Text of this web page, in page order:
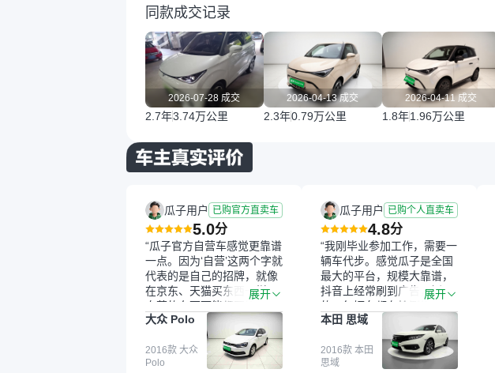
同款成交记录
2026-07-28 成交
2.7年3.74万公里
2026-04-13 成交
2.3年0.79万公里
2026-04-11 成交
1.8年1.96万公里
瓜子用户 已购官方直卖车
5.0分
“瓜子官方自营车感觉更靠谱
一点。因为‘自营’这两个字就
代表的是自己的招牌，就像
在京东、天猫买东西一样，
自营的东西可能都要好一
点。就是这种刻板印象吧。
一开始买二手车的时候，我
确实有担心过事故车、泡水
车这些问题。瓜子的检测报
展开
大众 Polo
2016款 大众
Polo
瓜子用户 已购个人直卖车
4.8分
“我刚毕业参加工作，需要一
辆车代步。感觉瓜子是全国
最大的平台，规模大靠谱，
抖音上经常刷到广告，挺火
的。每辆车都有检测报告，
这个让我很放心。去外面买
车全凭卖家一张嘴，不敢
买。我买了本田思域，白
色，过户次数少，公里数符
展开
本田 思域
2016款 本田
思域